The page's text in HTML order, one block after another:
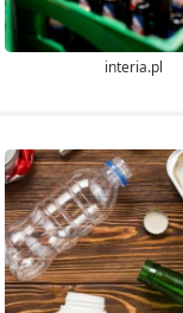
interia.pl